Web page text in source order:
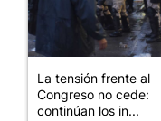
La tensión frente al
Congreso no cede:
continúan los in...